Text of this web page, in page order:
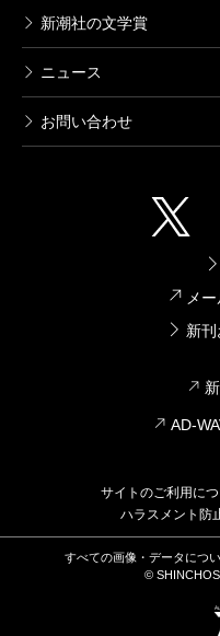
新潮社の文学賞
ニュース
お問い合わせ
メ
新
AD-
サイトのご利用に
ハラスメント防
すべての画像・データにつ
©